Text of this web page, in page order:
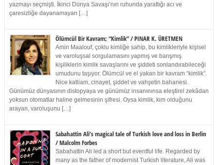
yazmayı seçmişti. İkinci Dünya Savaşı’nın ruhunda yarattığı acı ve
çaresizliğe dayanamayan […]
Ölümcül Bir Kavram; “Kimlik” / PINAR K. ÜRETMEN
Amin Maalouf, çoklu kimliğe sahip, bu kimlikleriyle kişisel
ve varoluşsal sorgulamasını yapmış ve barışmış
kişiliklerin kimlik savaşlarını ve şiddeti sonlandırabileceği
umudunu taşıyor. Ölümcül ve el yakan bir kavram “kimlik”.
Nice katliam, cinayet, şiddet ve vahşetin bahanesi.
Günümüz dünyasının distopyaya ve günümüz insanınınsa eleştirel zekâdan
yoksun otomatlar haline gelmesinin şifresi. Oysa kimlik, kim olduğunu
arayan, varoluşunu […]
Sabahattin Ali’s magical tale of Turkish love and loss in Berlin
/ Malcolm Forbes
Sabahattin Ali led a short but eventful life. Regarded by
many as the father of modernist Turkish literature, Ali was